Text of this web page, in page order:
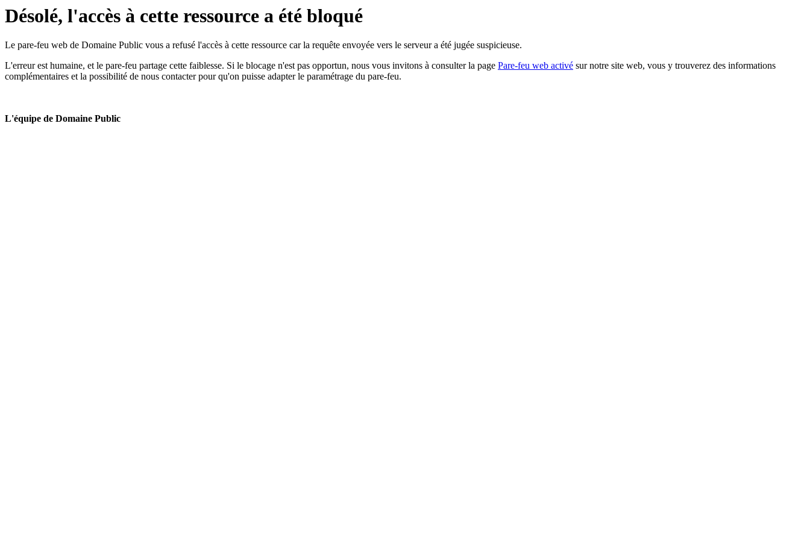
Désolé, l'accès à cette ressource a été bloqué
Le pare-feu web de Domaine Public vous a refusé l'accès à cette ressource car la requête envoyée vers le serveur a été jugée suspicieuse.
L'erreur est humaine, et le pare-feu partage cette faiblesse. Si le blocage n'est pas opportun, nous vous invitons à consulter la page Pare-feu web activé sur notre site web, vous y trouverez des informations
complémentaires et la possibilité de nous contacter pour qu'on puisse adapter le paramétrage du pare-feu.
L'équipe de Domaine Public